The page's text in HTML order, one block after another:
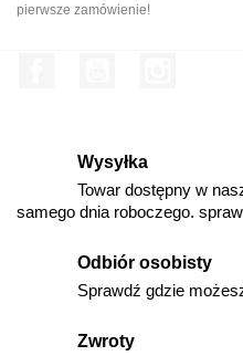
pierwsze zamówienie!
Wysyłka
Towar dostępny w
samego dnia roboczego.
Odbiór osobisty
Sprawdź gdzie
Zwroty